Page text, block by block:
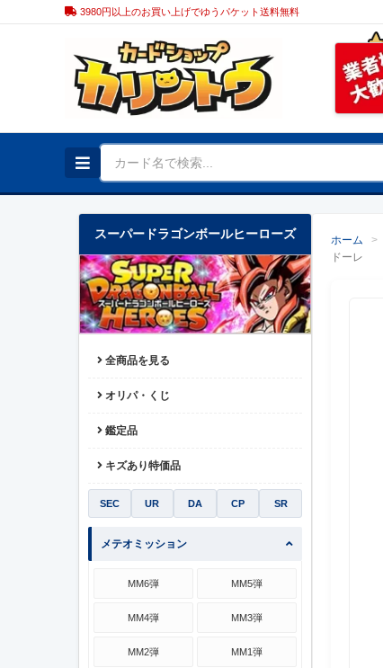
3980円以上のお買い上げでゆうパケット送料無料
スーパードラゴンボールヒーローズ
全商品を見る
オリパ・くじ
鑑定品
キズあり特価品
SEC UR DA CP SR
メテオミッション
MM6弾 MM5弾
MM4弾 MM3弾
MM2弾 MM1弾
ホーム >
ドーレ